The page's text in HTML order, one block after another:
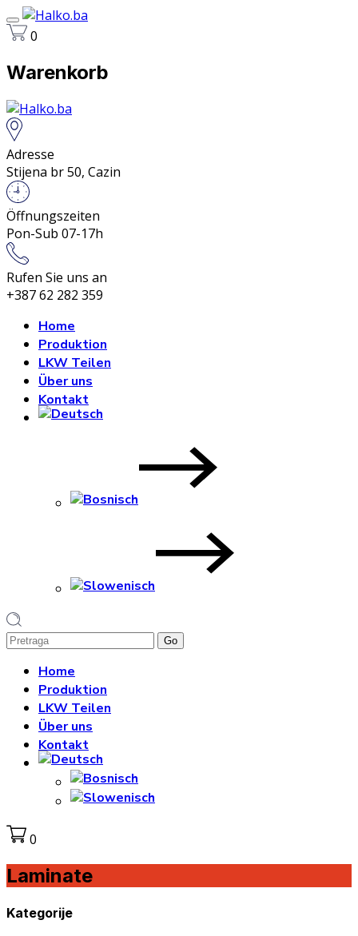
0
Warenkorb
Adresse
Stijena br 50, Cazin
Öffnungszeiten
Pon-Sub 07-17h
Rufen Sie uns an
+387 62 282 359
Home
Produktion
LKW Teilen
Über uns
Kontakt
1
Home
Produktion
LKW Teilen
Über uns
Kontakt
0
Laminate
Kategorije